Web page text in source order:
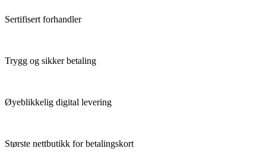
Sertifisert forhandler
Trygg og sikker betaling
Øyeblikkelig digital levering
Største nettbutikk for betalingskort